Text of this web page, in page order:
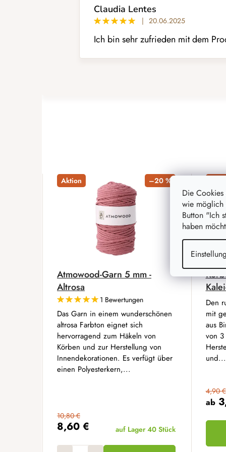
Die
wie möglich
Button "Ich
haben
Claudia Lentes
| 20.06.2025
Ich bin sehr zufrieden mit dem
Aktion –20 %
Atmowood-Garn 5 mm -
Altrosa
1 Bewertungen
8,60 €
10,80 €
auf Lager 40 Stück
Das Garn in einem wunderschönen
altrosa Farbton eignet sich
hervorragend zum Häkeln von
Körben und zur Herstellung von
Innendekorationen. Es verfügt über
einen Polyesterkern,...
ab
4,90 €
Den
mit
aus
von
und...